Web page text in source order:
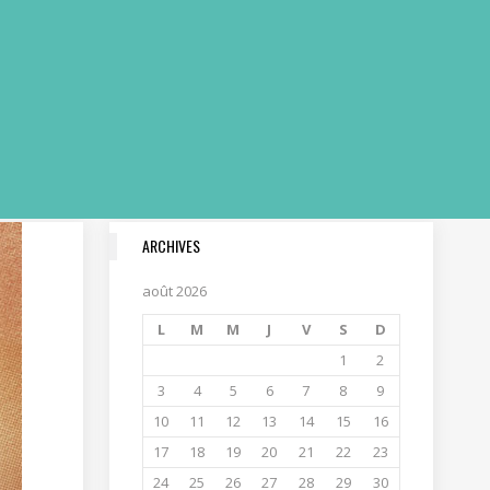
ARCHIVES
août 2026
L
M M J V S
D
1
2
3
4 5 6 7 8
9
10
11 12 13 14 15
16
17
18 19 20 21 22
23
24
25 26 27 28 29 30